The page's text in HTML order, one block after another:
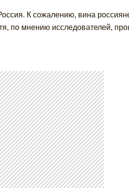
К сожалению, вина
по мнению исследователей,